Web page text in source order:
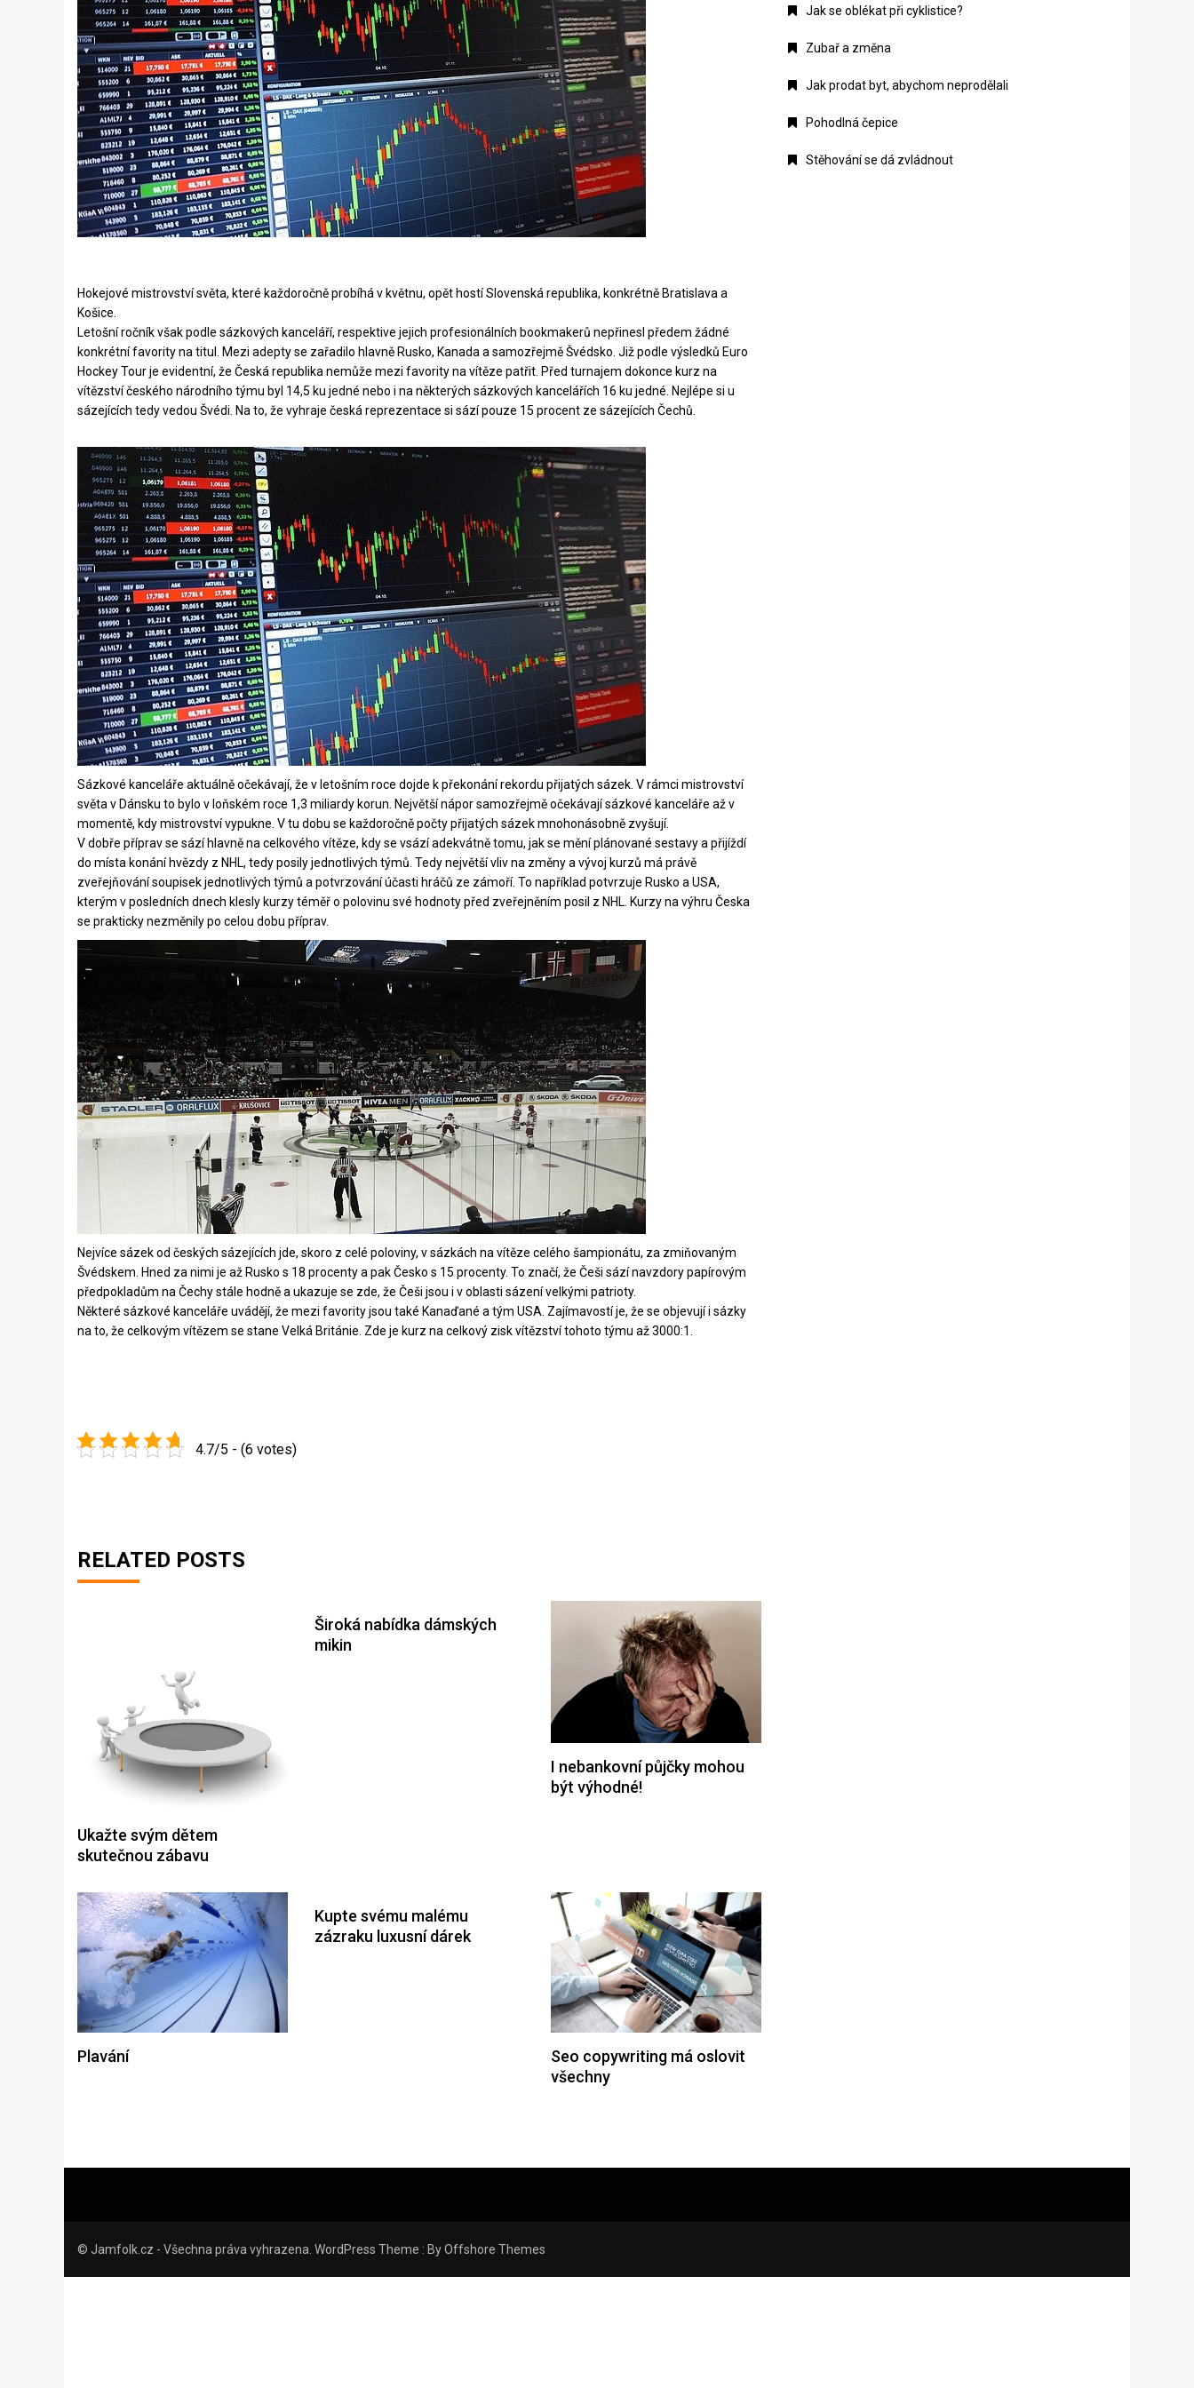
Hokejové mistrovství světa, které každoročně probíhá v květnu, opět hostí Slovenská republika, konkrétně Bratislava a
Košice.
Letošní ročník však podle sázkových kanceláří, respektive jejich profesionálních bookmakerů nepřinesl předem žádné
konkrétní favority na titul. Mezi adepty se zařadilo hlavně Rusko, Kanada a samozřejmě Švédsko. Již podle výsledků Euro
Hockey Tour je evidentní, že Česká republika nemůže mezi favority na vítěze patřit. Před turnajem dokonce kurz na
vítězství českého národního týmu byl 14,5 ku jedné nebo i na některých sázkových kancelářích 16 ku jedné. Nejlépe si u
sázejících tedy vedou Švédi. Na to, že vyhraje česká reprezentace si sází pouze 15 procent ze sázejících Čechů.
Sázkové kanceláře aktuálně očekávají, že v letošním roce dojde k překonání rekordu přijatých sázek. V rámci mistrovství
světa v Dánsku to bylo v loňském roce 1,3 miliardy korun. Největší nápor samozřejmě očekávají sázkové kanceláře až v
momentě, kdy mistrovství vypukne. V tu dobu se každoročně počty přijatých sázek mnohonásobně zvyšují.
V dobře příprav se sází hlavně na celkového vítěze, kdy se vsází adekvátně tomu, jak se mění plánované sestavy a přijíždí
do místa konání hvězdy z NHL, tedy posily jednotlivých týmů. Tedy největší vliv na změny a vývoj kurzů má právě
zveřejňování soupisek jednotlivých týmů a potvrzování účasti hráčů ze zámoří. To například potvrzuje Rusko a USA,
kterým v posledních dnech klesly kurzy téměř o polovinu své hodnoty před zveřejněním posil z NHL. Kurzy na výhru Česka
se prakticky nezměnily po celou dobu příprav.
Nejvíce sázek od českých sázejících jde, skoro z celé poloviny, v sázkách na vítěze celého šampionátu, za zmiňovaným
Švédskem. Hned za nimi je až Rusko s 18 procenty a pak Česko s 15 procenty. To značí, že Češi sází navzdory papírovým
předpokladům na Čechy stále hodně a ukazuje se zde, že Češi jsou i v oblasti sázení velkými patrioty.
Některé sázkové kanceláře uvádějí, že mezi favority jsou také Kanaďané a tým USA. Zajímavostí je, že se objevují i sázky
na to, že celkovým vítězem se stane Velká Británie. Zde je kurz na celkový zisk vítězství tohoto týmu až 3000:1.
4.7/5 - (6 votes)
RELATED POSTS
Ukažte svým dětem
skutečnou zábavu
Široká nabídka dámských
mikin
I nebankovní půjčky mohou
být výhodné!
Plavání
Kupte svému malému
zázraku luxusní dárek
Seo copywriting má oslovit
všechny
Jak se oblékat při cyklistice?
Zubař a změna
Jak prodat byt, abychom neprodělali
Pohodlná čepice
Stěhování se dá zvládnout
© Jamfolk.cz - Všechna práva vyhrazena. WordPress Theme : ByOffshore Themes